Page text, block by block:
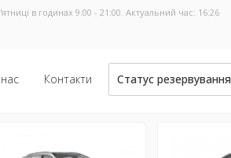
в годинах 9:00 - 21:00. Актуальний час: 16:26
Контакти Статус резервування